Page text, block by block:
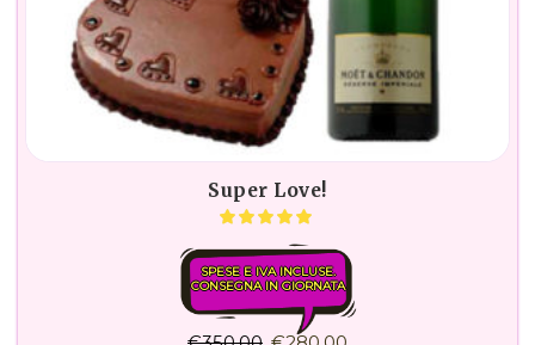
Super Love!
SPESE E IVA INCLUSE.
CONSEGNA IN GIORNATA